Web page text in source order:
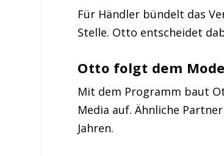
Für Händler bündelt das
Stelle. Otto entscheidet
Otto folgt dem
Mit dem Programm baut
Media auf. Ähnliche
Jahren.